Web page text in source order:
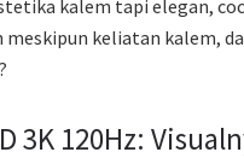
kalem tapi elegan,
meskipun keliatan kalem,
3K 120Hz: